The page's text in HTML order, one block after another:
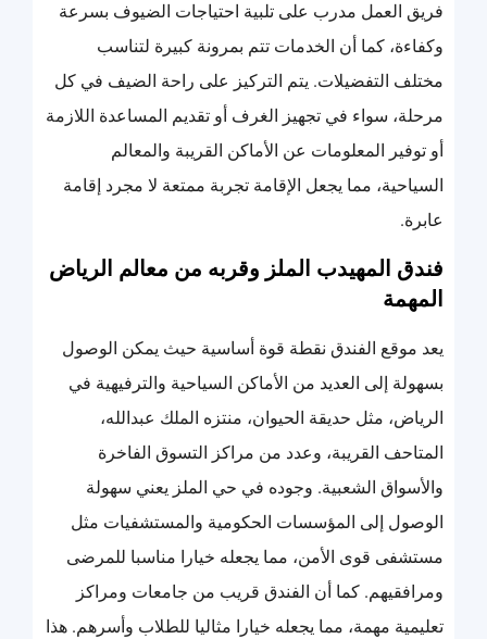
فريق العمل مدرب على تلبية احتياجات الضيوف بسرعة
وكفاءة، كما أن الخدمات تتم بمرونة كبيرة لتناسب
مختلف التفضيلات. يتم التركيز على راحة الضيف في كل
مرحلة، سواء في تجهيز الغرف أو تقديم المساعدة اللازمة
أو توفير المعلومات عن الأماكن القريبة والمعالم
السياحية، مما يجعل الإقامة تجربة ممتعة لا مجرد إقامة
عابرة.
فندق المهيدب الملز وقربه من معالم الرياض
المهمة
يعد موقع الفندق نقطة قوة أساسية حيث يمكن الوصول
بسهولة إلى العديد من الأماكن السياحية والترفيهية في
الرياض، مثل حديقة الحيوان، منتزه الملك عبدالله،
المتاحف القريبة، وعدد من مراكز التسوق الفاخرة
والأسواق الشعبية. وجوده في حي الملز يعني سهولة
الوصول إلى المؤسسات الحكومية والمستشفيات مثل
مستشفى قوى الأمن، مما يجعله خيارا مناسبا للمرضى
ومرافقيهم. كما أن الفندق قريب من جامعات ومراكز
تعليمية مهمة، مما يجعله خيارا مثاليا للطلاب وأسرهم. هذا